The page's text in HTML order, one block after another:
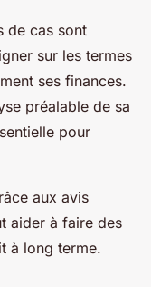
de cas sont
sur les termes
ses finances.
préalable de sa
pour
aux avis
aider à faire des
à long terme.